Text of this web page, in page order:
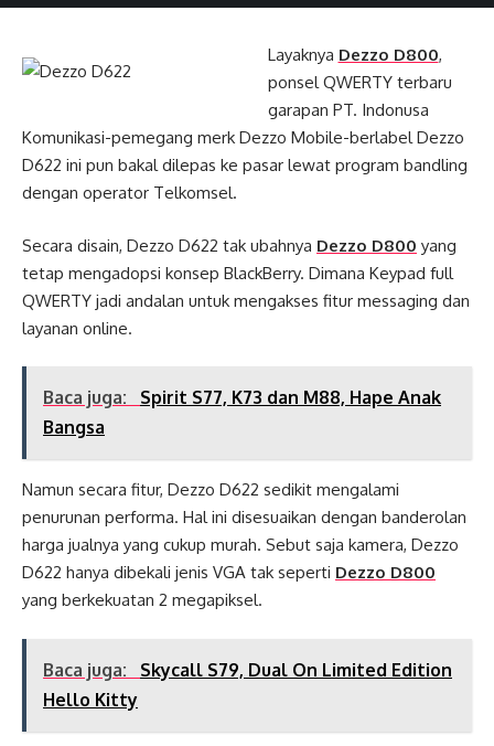
Layaknya Dezzo D800,
ponsel QWERTY terbaru
garapan PT. Indonusa
Komunikasi-pemegang merk Dezzo Mobile-berlabel Dezzo
D622 ini pun bakal dilepas ke pasar lewat program bandling
dengan operator Telkomsel.
Secara disain, Dezzo D622 tak ubahnya Dezzo D800 yang
tetap mengadopsi konsep BlackBerry. Dimana Keypad full
QWERTY jadi andalan untuk mengakses fitur messaging dan
layanan online.
Baca juga:
Spirit S77, K73 dan M88, Hape Anak
Bangsa
Namun secara fitur, Dezzo D622 sedikit mengalami
penurunan performa. Hal ini disesuaikan dengan banderolan
harga jualnya yang cukup murah. Sebut saja kamera, Dezzo
D622 hanya dibekali jenis VGA tak seperti Dezzo D800
yang berkekuatan 2 megapiksel.
Baca juga:
Skycall S79, Dual On Limited Edition
Hello Kitty